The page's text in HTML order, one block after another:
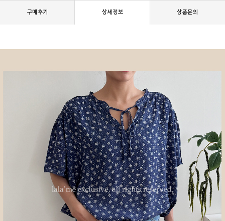
구매후기 상세정보 상품문의